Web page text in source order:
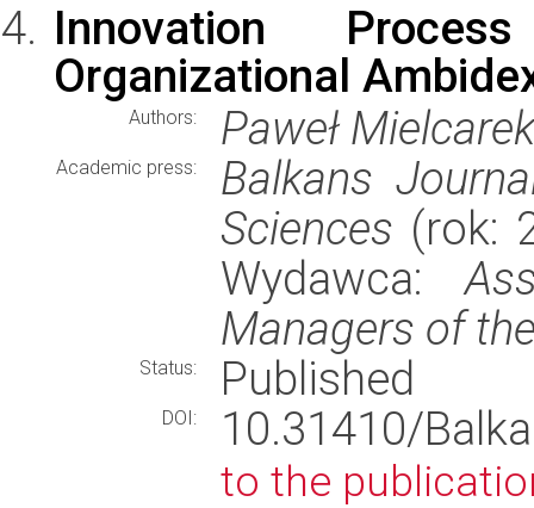
Innovation
Organizational
Authors: Paweł Mielcarek
Academic press:
Balkans
Sciences (rok:
Wydawca:
Managers of
Status: Published
DOI: 10.31410/
to the